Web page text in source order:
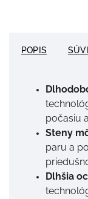
POPIS
počasiu
Steny
paru a
Dlhšia